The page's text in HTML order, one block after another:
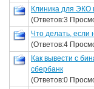
Клиника для
(Ответов:3
Что делать, если
(Ответов:4
Как вывести с
сбербанк
(Ответов:0